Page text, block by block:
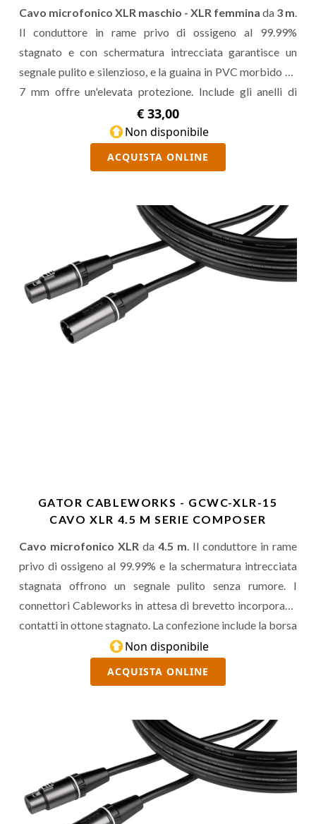
Cavo microfonico XLR maschio - XLR femmina da 3 m.
Il conduttore in rame privo di ossigeno al 99.99%
stagnato e con schermatura intrecciata garantisce un
segnale pulito e silenzioso, e la guaina in PVC morbido da
7 mm offre un'elevata protezione. Include gli anelli di
TORIColor ID e una borsa per il trasporto.
€ 33,00
Non disponibile
ACQUISTA ONLINE
GATOR CABLEWORKS - GCWC-XLR-15
CAVO XLR 4.5 M SERIE COMPOSER
Cavo microfonico XLR da 4.5 m. Il conduttore in rame
privo di ossigeno al 99.99% e la schermatura intrecciata
stagnata offrono un segnale pulito senza rumore. I
connettori Cableworks in attesa di brevetto incorporano
contatti in ottone stagnato. La confezione include la borsa
per il trasporto e le fascette in velcro.
Non disponibile
ACQUISTA ONLINE